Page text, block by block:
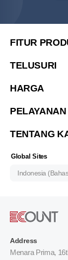
FITUR
TELUSURI
HARGA
PELAYANAN
TENTANG
Global Sites
Indonesia
繁體中文(香港)
Việt Nam (Tiếng
Узбекистан
Address
Menara Prima,